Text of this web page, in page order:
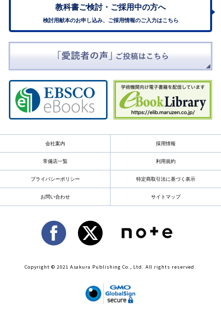
教科書ご検討・ ご採用中の方へ
検討用献本のお申し込み、ご採用情報のご入力はこちら
会社案内 採用情報
常備店一覧 利用規約
プライバシーポリシー 特定商取引法に基づく表示
お問い合わせ サイトマップ
Copyright © 2021 Asakura Publishing Co., Ltd. All rights reserved.